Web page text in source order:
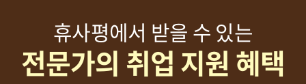
휴사평에서 받을 수 있는
전문가의 취업 지원 혜택